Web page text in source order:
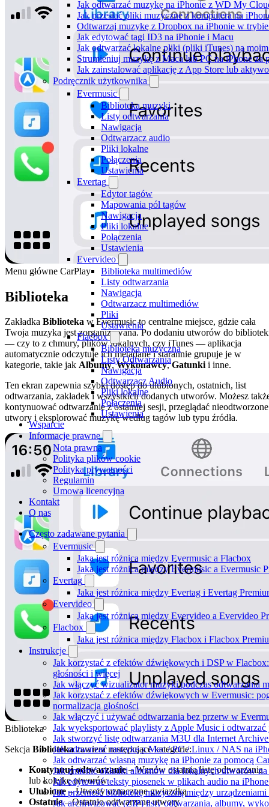
Jak odtwarzać muzykę na iPhonie z WD My
Jak przesłać pliki muzyczne z komputera na
Odtwarzaj muzykę z Dropbox na iPhonie w
Jak edytować tagi ID3 na iPhonie i Macu
Jak odtwarzać lokalne pliki (pliki iTunes) na
Strumieniuj muzykę z Maca lub PC na iPhone za
Jak zainstalować aplikację z App Store lub
Podręcznik użytkownika
Evermusic
Biblioteka muzyki
Listy odtwarzania
Nawigacja
Odtwarzacz audio
Pliki lokalne
Połączenia
Ustawienia
Evertag
Edytor tagów
Mapowania pól tagów
Nawigacja
Pliki lokalne
Połączenia
Ustawienia
Evervideo
Biblioteka multimediów
Listy odtwarzania
Nawigacja
Odtwarzacz multimediów
Pliki
Ustawienia
Flacbox
Biblioteka muzyczna
Listy Odtwarzania
Nawigacja
Odtwarzacz Audio
Pliki lokalne
Połączenia
Ustawienia
Wsparcie
Informacje prawne
Nota prawna
Polityka plików cookie
Polityka prywatności
Regulamin
Umowa licencyjna
Kontakt
O nas
Często zadawane pytania
Evermusic
Jaka jest różnica między Evermusic a Flacbox
Jaka jest różnica między Evermusic a Evermusic
Evertag
Jaka jest różnica między Evertag i Evertag
Evervideo
Jaka jest różnica między Evervideo a Evervideo
Flacbox
Jaka jest różnica między Flacbox i Flacbox
Instrukcje
Jak korzystać z efektów dźwiękowych i DSP w
głośności i więcej
Jak włączyć wizualizator muzyki podczas odtwarzania
Jak korzystać z efektów dźwiękowych w Evermusic:
normalizacja głośności
Jak włączyć i używać odtwarzania bez przerw w
Jak wyeksportować playlisty z Apple Music i
Jak stworzyć listę odtwarzania M3U dla Internet
Jak odtwarzać muzykę z Mac / PC / Linux / NAS na
Jak odtwarzać własną muzykę na iPhonie za pomocą
Jak zmienić okładki albumów dla lokalnych utworów
Jak edytować teksty piosenek w plikach audio na
Jak przenieść bibliotekę muzyczną między
Jak archiwizować (ZIP) listy odtwarzania, albumy,
Menu główne CarPlay
Biblioteka
Zakładka Biblioteka w Evermusic to centralne miejsce, gdzie cała
Twoja muzyka jest zorganizowana. Po dodaniu utworów do
— czy to z chmury, plików lokalnych, czy iTunes — aplikacja
automatycznie odczytuje ich metadane i starannie grupuje je w
kategorie, takie jak Albumy,Wykonawcy,Gatunkii inne.
Ten ekran zapewnia szybki dostęp do ulubionych, ostatnich, list
odtwarzania, zakładek i wszystkich dodanych utworów. Możesz
kontynuować odtwarzanie z ostatniej sesji, przeglądać nieodtworzone
utwory i eksplorować muzykę według tagów lub typu źródła.
Biblioteka
Sekcja Bibliotekazawiera następujące kategorie:
Kontynuuj odtwarzanie– Wznów ostatnią listę odtwarzania
lub kolejkę utworów
Ulubione– Utwory oznaczone gwiazdką
Ostatnie– Ostatnio odtwarzane utwory